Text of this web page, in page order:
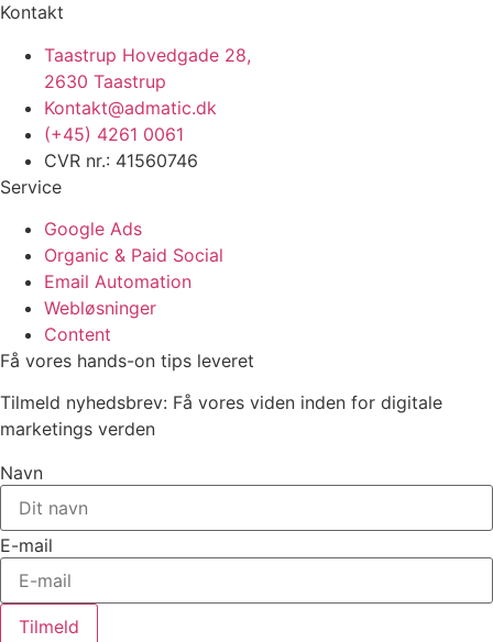
Kontakt
Taastrup Hovedgade 28,
2630 Taastrup
Kontakt@admatic.dk
(+45) 4261 0061
CVR nr.: 41560746
Service
Google Ads
Organic & Paid Social
Email Automation
Webløsninger
Content
Få vores hands-on tips leveret
Tilmeld nyhedsbrev: Få vores viden inden for digitale
marketings verden
Navn
E-mail
Tilmeld